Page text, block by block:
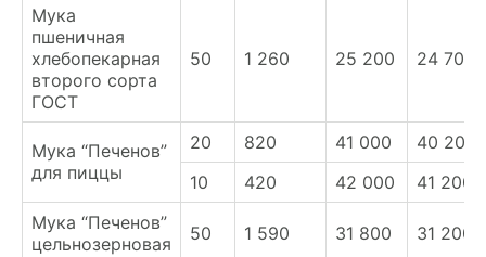
Мука
пшеничная
хлебопекарная
второго сорта
ГОСТ
50 1 260 25 200 24 700
Мука “Печенов”
для пиццы
20 820 41 000
40 200
10
420 42 000
41 200
Мука “Печенов”
цельнозерновая
50 1 590 31 800 31 200